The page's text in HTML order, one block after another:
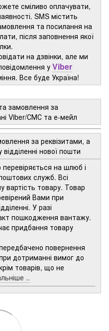
сміливо оплачувати,
SMS містить
та посилання на
після заповнення якої
на дзвінки, але ми
у Viber
Все буде Україна!
замовлення за
Viber/СМС та е-мейл
за реквізитами, а
нової пошти
на шлюб і
служб. Всі
вартість товару. Товар
Вами при
У разі
пошкодження вантажу.
придбання товару
повернення
дотриманні вимог до
товарів, що не
..